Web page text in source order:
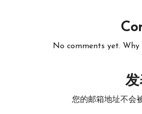
No comments yet.
您的邮箱地址不会